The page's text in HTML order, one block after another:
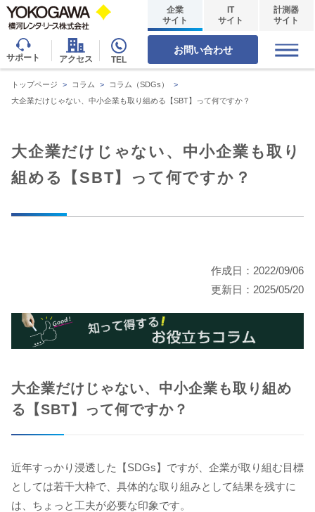
サポート アクセス TEL
企業
サイト
IT
サイト
計測器
サイト
お問い合わせ
トップページ > コラム > コラム（SDGs）
>
大企業だけじゃない、中小企業も取り組める【SBT】って何ですか？
大企業だけじゃない、中小企業も取り
組める【SBT】って何ですか？
作成日：2022/09/06
更新日：2025/05/20
大企業だけじゃない、中小企業も取り組め
る【SBT】って何ですか？
近年すっかり浸透した【SDGs】ですが、企業が取り組む目標
としては若干大枠で、具体的な取り組みとして結果を残すに
は、ちょっと工夫が必要な印象です。